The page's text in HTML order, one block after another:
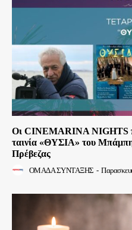
Οι CINEMARINA NIGHTS
ταινία «ΘΥΣΙΑ» του
Πρέβεζας
ΟΜΑΔΑ ΣΥΝΤΑΞΗΣ -